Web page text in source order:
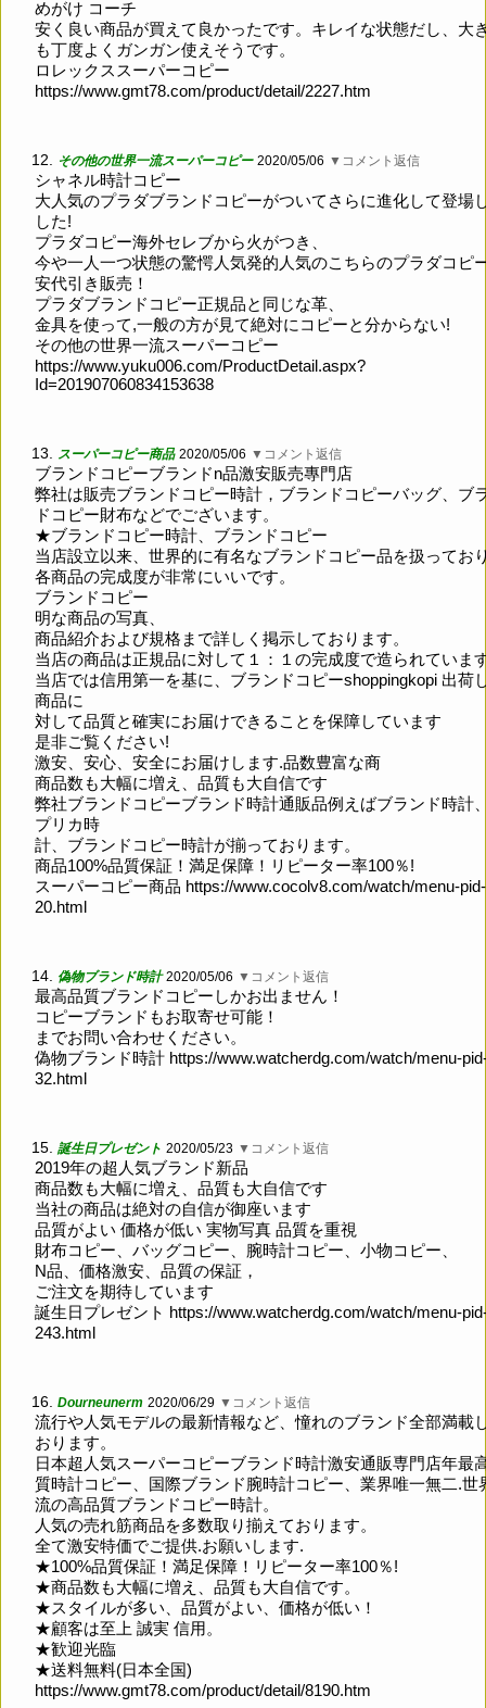
めがけ コーチ
安く良い商品が買えて良かったです。キレイな状態だし、大
も丁度よくガンガン使えそうです。
ロレックススーパーコピー
https://www.gmt78.com/product/detail/2227.htm
12. その他の世界一流スーパーコピー 2020/05/06 ▼コメント返信
シャネル時計コピー
大人気のプラダブランドコピーがついてさらに進化して登場
した!
プラダコピー海外セレブから火がつき、
今や一人一つ状態の驚愕人気発的人気のこちらのプラダコピ
安代引き販売！
プラダブランドコピー正規品と同じな革、
金具を使って,一般の方が見て絶対にコピーと分からない!
その他の世界一流スーパーコピー
https://www.yuku006.com/ProductDetail.aspx?
Id=201907060834153638
13. スーパーコピー商品 2020/05/06 ▼コメント返信
ブランドコピーブランドn品激安販売專門店
弊社は販売ブランドコピー時計，ブランドコピーバッグ、ブ
ドコピー財布などでございます。
★ブランドコピー時計、ブランドコピー
当店設立以来、世界的に有名なブランドコピー品を扱ってお
各商品の完成度が非常にいいです。
ブランドコピー
明な商品の写真、
商品紹介および規格まで詳しく掲示しております。
当店の商品は正規品に対して１：１の完成度で造られていま
当店では信用第一を基に、ブランドコピーshoppingkopi 出荷
商品に
対して品質と確実にお届けできることを保障しています
是非ご覧ください!
激安、安心、安全にお届けします.品数豊富な商
商品数も大幅に増え、品質も大自信です
弊社ブランドコピーブランド時計通販品例えばブランド時計
プリカ時
計、ブランドコピー時計が揃っております。
商品100%品質保証！満足保障！リピーター率100％!
スーパーコピー商品 https://www.cocolv8.com/watch/menu-pid-
20.html
14. 偽物ブランド時計 2020/05/06 ▼コメント返信
最高品質ブランドコピーしかお出ません！
コピーブランドもお取寄せ可能！
までお問い合わせください。
偽物ブランド時計 https://www.watcherdg.com/watch/menu-
32.html
15. 誕生日プレゼント 2020/05/23 ▼コメント返信
2019年の超人気ブランド新品
商品数も大幅に増え、品質も大自信です
当社の商品は絶対の自信が御座います
品質がよい 価格が低い 実物写真 品質を重視
財布コピー、バッグコピー、腕時計コピー、小物コピー、
N品、価格激安、品質の保証，
ご注文を期待しています
誕生日プレゼント https://www.watcherdg.com/watch/menu-
243.html
16. Dourneunerm 2020/06/29 ▼コメント返信
流行や人気モデルの最新情報など、憧れのブランド全部満載
おります。
日本超人気スーパーコピーブランド時計激安通販専門店年最
質時計コピー、国際ブランド腕時計コピー、業界唯一無二.世
流の高品質ブランドコピー時計。
人気の売れ筋商品を多数取り揃えております。
全て激安特価でご提供.お願いします.
★100%品質保証！満足保障！リピーター率100％!
★商品数も大幅に増え、品質も大自信です。
★スタイルが多い、品質がよい、価格が低い！
★顧客は至上 誠実 信用。
★歓迎光臨
★送料無料(日本全国)
https://www.gmt78.com/product/detail/8190.htm